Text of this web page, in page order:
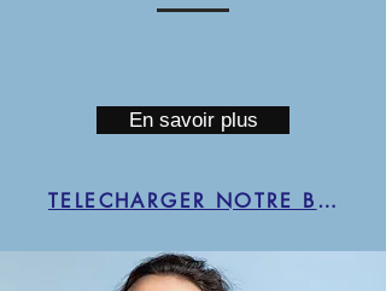
En savoir plus
TELECHARGER NOTRE BROCHURE